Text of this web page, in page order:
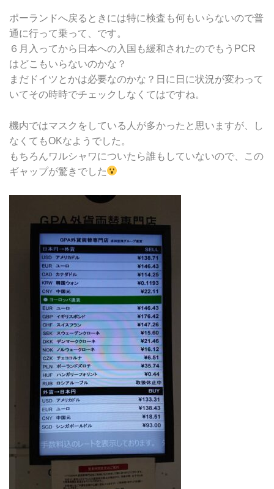
ポーランドへ戻るときには特に検査も何もいらないので普
通に行って乗って、です。
６月入ってから日本への入国も緩和されたのでもうPCR
はどこもいらないのかな？
まだドイツとかは必要なのかな？日に日に状況が変わって
いてその時時でチェックしなくてはですね。
機内ではマスクをしている人が多かったと思いますが、し
なくてもOKなようでした。
もちろんワルシャワについたら誰もしていないので、この
ギャップが驚きでした